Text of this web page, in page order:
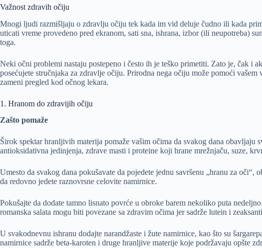
Važnost zdravih očiju
Mnogi ljudi razmišljaju o zdravlju očiju tek kada im vid deluje čudno ili kada
uticati vreme provedeno pred ekranom, sati sna, ishrana, izbor (ili neupotreba)
toga.
Neki očni problemi nastaju postepeno i često ih je teško primetiti. Zato je, čak i
posećujete stručnjaka za zdravlje očiju. Prirodna nega očiju može pomoći
zameni pregled kod očnog lekara.
1. Hranom do zdravijih očiju
Zašto pomaže
Širok spektar hranljivih materija pomaže vašim očima da svakog dana obavljaju
antioksidativna jedinjenja, zdrave masti i proteine koji hrane mrežnjaču, suze,
Umesto da svakog dana pokušavate da pojedete jednu savršenu „hranu za oči“,
da redovno jedete raznovrsne celovite namirnice.
Pokušajte da dodate tamno lisnato povrće u obroke barem nekoliko puta
romanska salata mogu biti povezane sa zdravim očima jer sadrže lutein i
U svakodnevnu ishranu dodajte narandžaste i žute namirnice, kao što su
namirnice sadrže beta-karoten i druge hranljive materije koje podržavaju opšte